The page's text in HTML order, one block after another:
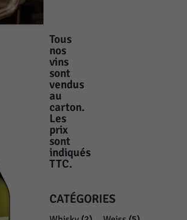
Tous
nos
vins
sont
vendus
au
carton.
Les
prix
sont
indiqués
TTC.
CATÉGORIES